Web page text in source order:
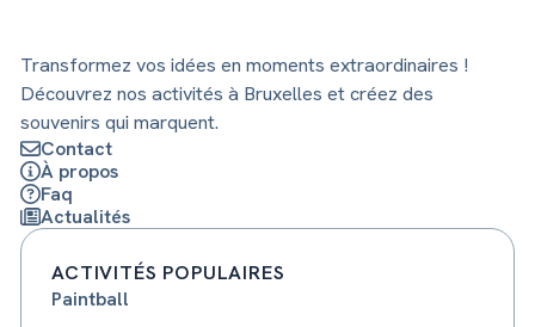
Transformez vos idées en moments extraordinaires !
Découvrez nos activités à Bruxelles et créez des
souvenirs qui marquent.
Contact
À propos
Faq
Actualités
ACTIVITÉS POPULAIRES
Paintball